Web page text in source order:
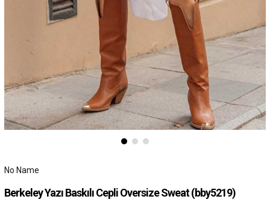
No Name
Berkeley Yazı Baskılı Cepli Oversize Sweat(bby5219)